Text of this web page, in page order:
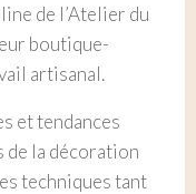
de l’Atelier du
boutique-
artisanal.
et tendances
de la décoration
techniques tant